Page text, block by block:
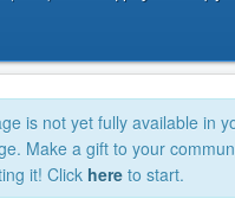
is not yet fully available in
Make a gift to your
it! Click here to start.